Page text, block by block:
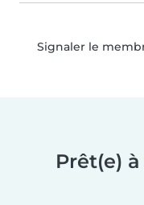
Signaler le
Prêt(e)